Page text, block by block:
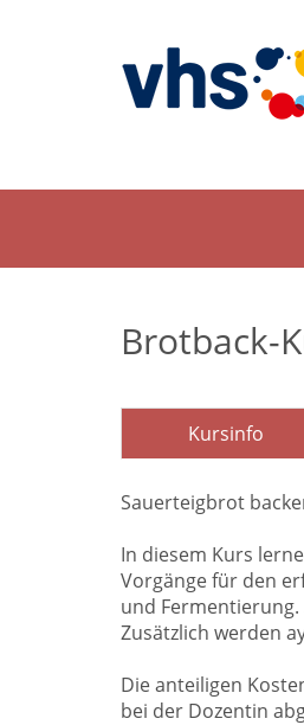
Brotback-
Kursinfo
Sauerteigbrot
In diesem Kurs
Vorgänge für den
und
Zusätzlich werden
Die anteiligen
bei der Dozentin